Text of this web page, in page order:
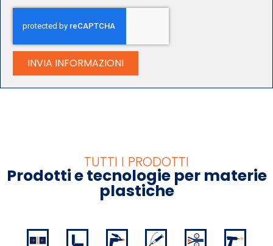
INVIA INFORMAZIONI
TUTTI I PRODOTTI
Prodotti e tecnologie per materie
plastiche